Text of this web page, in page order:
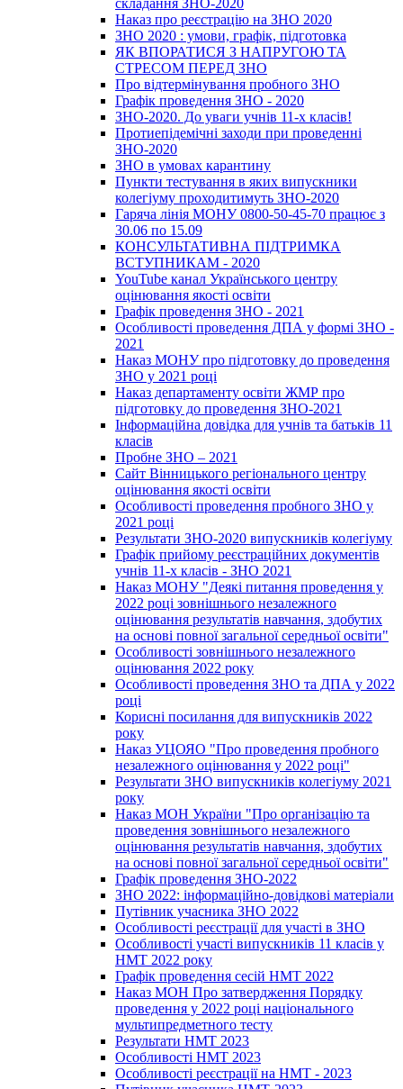
складання ЗНО-2020
Наказ про реєстрацію на ЗНО 2020
ЗНО 2020 : умови, графік, підготовка
ЯК ВПОРАТИСЯ З НАПРУГОЮ ТА
СТРЕСОМ ПЕРЕД ЗНО
Про відтермінування пробного ЗНО
Графік проведення ЗНО - 2020
ЗНО-2020. До уваги учнів 11-х класів!
Протиепідемічні заходи при проведенні
ЗНО-2020
ЗНО в умовах карантину
Пункти тестування в яких випускники
колегіуму проходитимуть ЗНО-2020
Гаряча лінія МОНУ 0800-50-45-70 працює з
30.06 по 15.09
КОНСУЛЬТАТИВНА ПІДТРИМКА
ВСТУПНИКАМ - 2020
YouTube канал Українського центру
оцінювання якості освіти
Графік проведення ЗНО - 2021
Особливості проведення ДПА у формі ЗНО -
2021
Наказ МОНУ про підготовку до проведення
ЗНО у 2021 році
Наказ департаменту освіти ЖМР про
підготовку до проведення ЗНО-2021
Інформаційна довідка для учнів та батьків 11
класів
Пробне ЗНО – 2021
Сайт Вінницького регіонального центру
оцінювання якості освіти
Особливості проведення пробного ЗНО у
2021 році
Результати ЗНО-2020 випускників колегіуму
Графік прийому реєстраційних документів
учнів 11-х класів - ЗНО 2021
Наказ МОНУ "Деякі питання проведення у
2022 році зовнішнього незалежного
оцінювання результатів навчання, здобутих
на основі повної загальної середньої освіти"
Особливості зовнішнього незалежного
оцінювання 2022 року
Особливості проведення ЗНО та ДПА у 2022
році
Корисні посилання для випускників 2022
року
Наказ УЦОЯО "Про проведення пробного
незалежного оцінювання у 2022 році"
Результати ЗНО випускників колегіуму 2021
року
Наказ МОН України "Про організацію та
проведення зовнішнього незалежного
оцінювання результатів навчання, здобутих
на основі повної загальної середньої освіти"
Графік проведення ЗНО-2022
ЗНО 2022: інформаційно-довідкові матеріали
Путівник учасника ЗНО 2022
Особливості реєстрації для участі в ЗНО
Особливості участі випускників 11 класів у
НМТ 2022 року
Графік проведення сесій НМТ 2022
Наказ МОН Про затвердження Порядку
проведення у 2022 році національного
мультипредметного тесту
Результати НМТ 2023
Особливості НМТ 2023
Особливості реєстрації на НМТ - 2023